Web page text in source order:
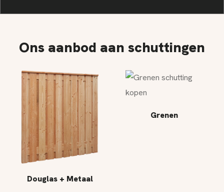
Ons aanbod aan schuttingen
Douglas + Metaal
Grenen